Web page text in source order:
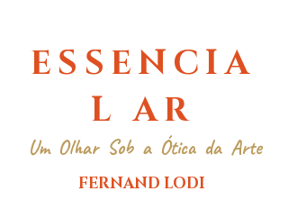
ESSENCIA
L AR
Um Olhar Sob a Ótica da Arte
FERNAND LODI